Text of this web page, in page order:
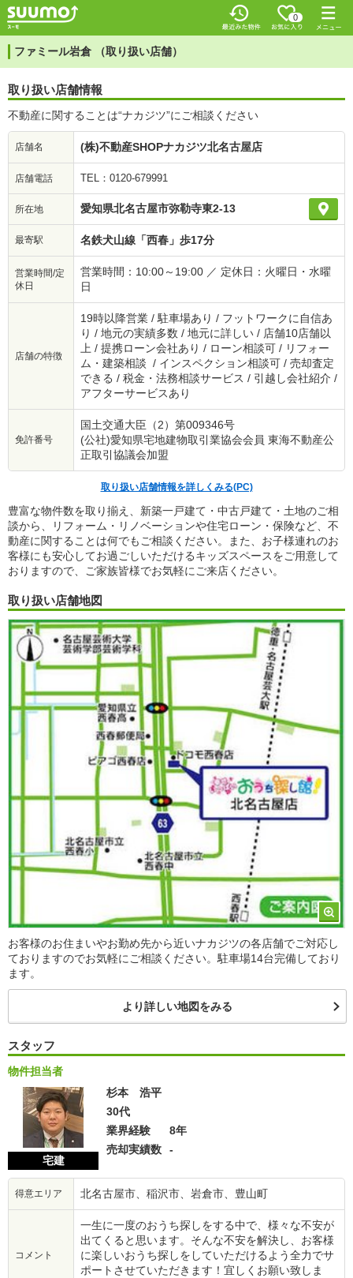
0
ファミール岩倉 （取り扱い店舗）
取り扱い店舗情報
不動産に関することは“ナカジツ”にご相談ください
店舗名 (株)不動産SHOPナカジツ北名古屋店
店舗電話 TEL：0120-679991
所在地 愛知県北名古屋市弥勒寺東2-13
最寄駅 名鉄犬山線「西春」歩17分
営業時間/定
休日
営業時間：10:00～19:00 ／ 定休日：火曜日・水曜
日
店舗の特徴
19時以降営業 / 駐車場あり / フットワークに自信あ
り / 地元の実績多数 / 地元に詳しい / 店舗10店舗以
上 / 提携ローン会社あり / ローン相談可 / リフォー
ム・建築相談 / インスペクション相談可 / 売却査定
できる / 税金・法務相談サービス / 引越し会社紹介 /
アフターサービスあり
免許番号
国土交通大臣（2）第009346号
(公社)愛知県宅地建物取引業協会会員 東海不動産公
正取引協議会加盟
取り扱い店舗情報を詳しくみる(PC)
豊富な物件数を取り揃え、新築一戸建て・中古戸建て・土地のご相
談から、リフォーム・リノベーションや住宅ローン・保険など、不
動産に関することは何でもご相談ください。また、お子様連れのお
客様にも安心してお過ごしいただけるキッズスペースをご用意して
おりますので、ご家族皆様でお気軽にご来店ください。
取り扱い店舗地図
お客様のお住まいやお勤め先から近いナカジツの各店舗でご対応し
ておりますのでお気軽にご相談ください。駐車場14台完備しており
ます。
より詳しい地図をみる
スタッフ
物件担当者
宅建
杉本 浩平
30代
業界経験
8年
売却実績数
-
得意エリア 北名古屋市、稲沢市、岩倉市、豊山町
コメント
一生に一度のおうち探しをする中で、様々な不安が
出てくると思います。そんな不安を解決し、お客様
に楽しいおうち探しをしていただけるよう全力でサ
ポートさせていただきます！宜しくお願い致しま